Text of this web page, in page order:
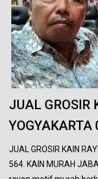
JUAL GROSIR
JUAL GROSIR KAIN
564. KAIN MURAH